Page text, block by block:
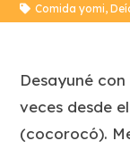
Comida yomi,
Desayuné
veces desde
(cocorocó).